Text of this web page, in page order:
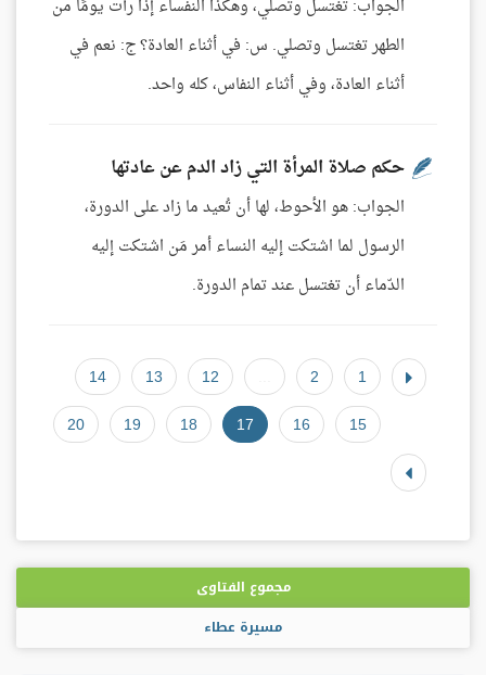
الجواب: تغتسل وتصلي، وهكذا النفساء إذا رأت يومًا من
الطهر تغتسل وتصلي. س: في أثناء العادة؟ ج: نعم في
أثناء العادة، وفي أثناء النفاس، كله واحد.
حكم صلاة المرأة التي زاد الدم عن عادتها
الجواب: هو الأحوط، لها أن تُعيد ما زاد على الدورة،
الرسول لما اشتكت إليه النساء أمر مَن اشتكت إليه
الدّماء أن تغتسل عند تمام الدورة.
1
2
12
13
14
15
16
17
18
19
20
مجموع الفتاوى
مسيرة عطاء